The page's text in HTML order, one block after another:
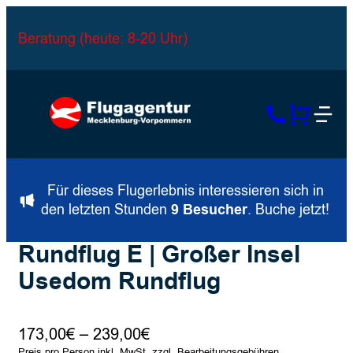
Beratung (heute: 8-20 Uhr)
Für dieses Flugerlebnis interessieren sich in
den letzten Stunden 9 Besucher. Buche jetzt!
Rundflug E | Großer Insel
Usedom Rundflug
173,00€ – 239,00€Preisspanne: